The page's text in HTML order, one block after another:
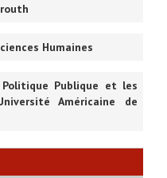
Humaines
Publique et les
Américaine de